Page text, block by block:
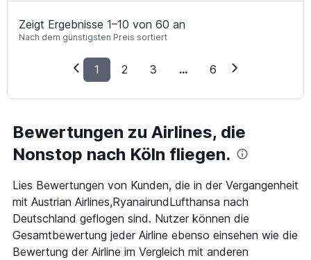
Zeigt Ergebnisse 1–10 von 60 an
Nach dem günstigsten Preis sortiert
1 2 3 ... 6
Bewertungen zu Airlines, die
Nonstop nach Köln fliegen.
Lies Bewertungen von Kunden, die in der Vergangenheit
mit Austrian Airlines,RyanairundLufthansa nach
Deutschland geflogen sind. Nutzer können die
Gesamtbewertung jeder Airline ebenso einsehen wie die
Bewertung der Airline im Vergleich mit anderen